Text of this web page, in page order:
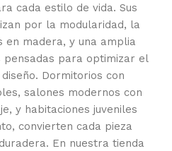
cada estilo de vida. Sus
por la modularidad, la
en madera, y una amplia
pensadas para optimizar el
Dormitorios con
salones modernos con
y habitaciones juveniles
convierten cada pieza
En nuestra tienda